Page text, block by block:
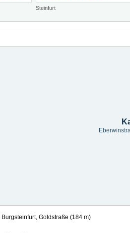
Steinfurt
Burgsteinfurt, Goldstraße (184 m)